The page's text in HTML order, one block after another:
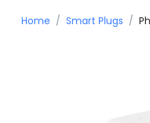
Home Smart Plugs